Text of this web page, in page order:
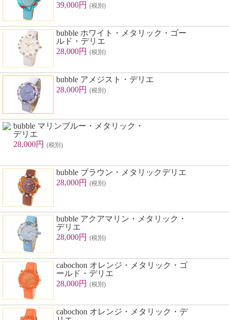
39,000円 (税別)
bubble ホワイト・メタリック・ゴー
ルド・デリエ
28,000円 (税別)
bubble アメジスト・デリエ
28,000円 (税別)
bubble マリンブルー・メタリック・
デリエ
28,000円 (税別)
bubble ブラウン・メタリックデリエ
28,000円 (税別)
bubble アクアマリン・メタリック・
デリエ
28,000円 (税別)
cabochon オレンジ・メタリック・ゴ
ールド・デリエ
28,000円 (税別)
cabochon オレンジ・メタリック・デ